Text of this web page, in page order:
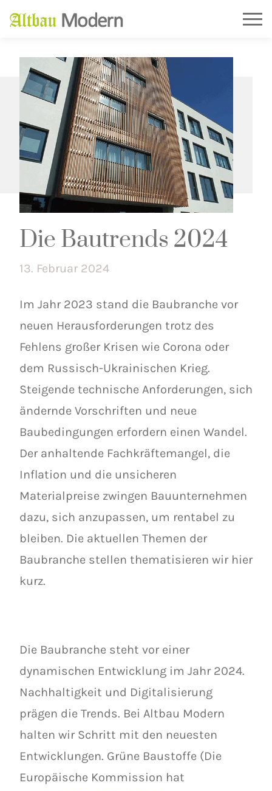
Die Bautrends 2024
13. Februar 2024
Im Jahr 2023 stand die Baubranche vor
neuen Herausforderungen trotz des
Fehlens großer Krisen wie Corona oder
dem Russisch-Ukrainischen Krieg.
Steigende technische Anforderungen, sich
ändernde Vorschriften und neue
Baubedingungen erfordern einen Wandel.
Der anhaltende Fachkräftemangel, die
Inflation und die unsicheren
Materialpreise zwingen Bauunternehmen
dazu, sich anzupassen, um rentabel zu
bleiben. Die aktuellen Themen der
Baubranche stellen thematisieren wir hier
kurz.
Die Baubranche steht vor einer
dynamischen Entwicklung im Jahr 2024.
Nachhaltigkeit und Digitalisierung
prägen die Trends. Bei Altbau Modern
halten wir Schritt mit den neuesten
Entwicklungen. Grüne Baustoffe (Die
Europäische Kommission hat